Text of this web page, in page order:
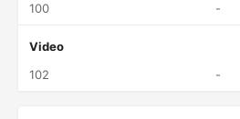
100
-
Video
102
-